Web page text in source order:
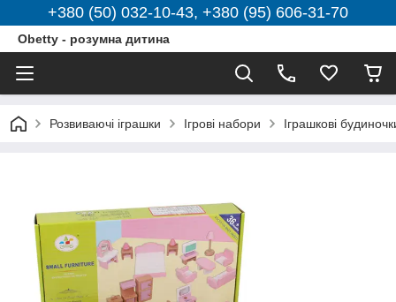
+380 (50) 032-10-43, +380 (95) 606-31-70
Obetty - розумна дитина
Розвиваючі іграшки Ігрові набори Іграшкові